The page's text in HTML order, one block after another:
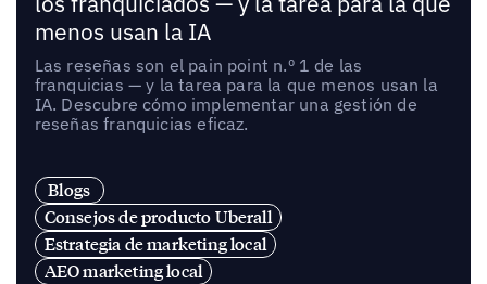
menos usan la IA
Las reseñas son el pain point n.º 1 de las
franquicias — y la tarea para la que menos usan la
IA. Descubre cómo implementar una gestión de
reseñas franquicias eficaz.
Blogs
Consejos de producto Uberall
Estrategia de marketing local
AEO marketing local